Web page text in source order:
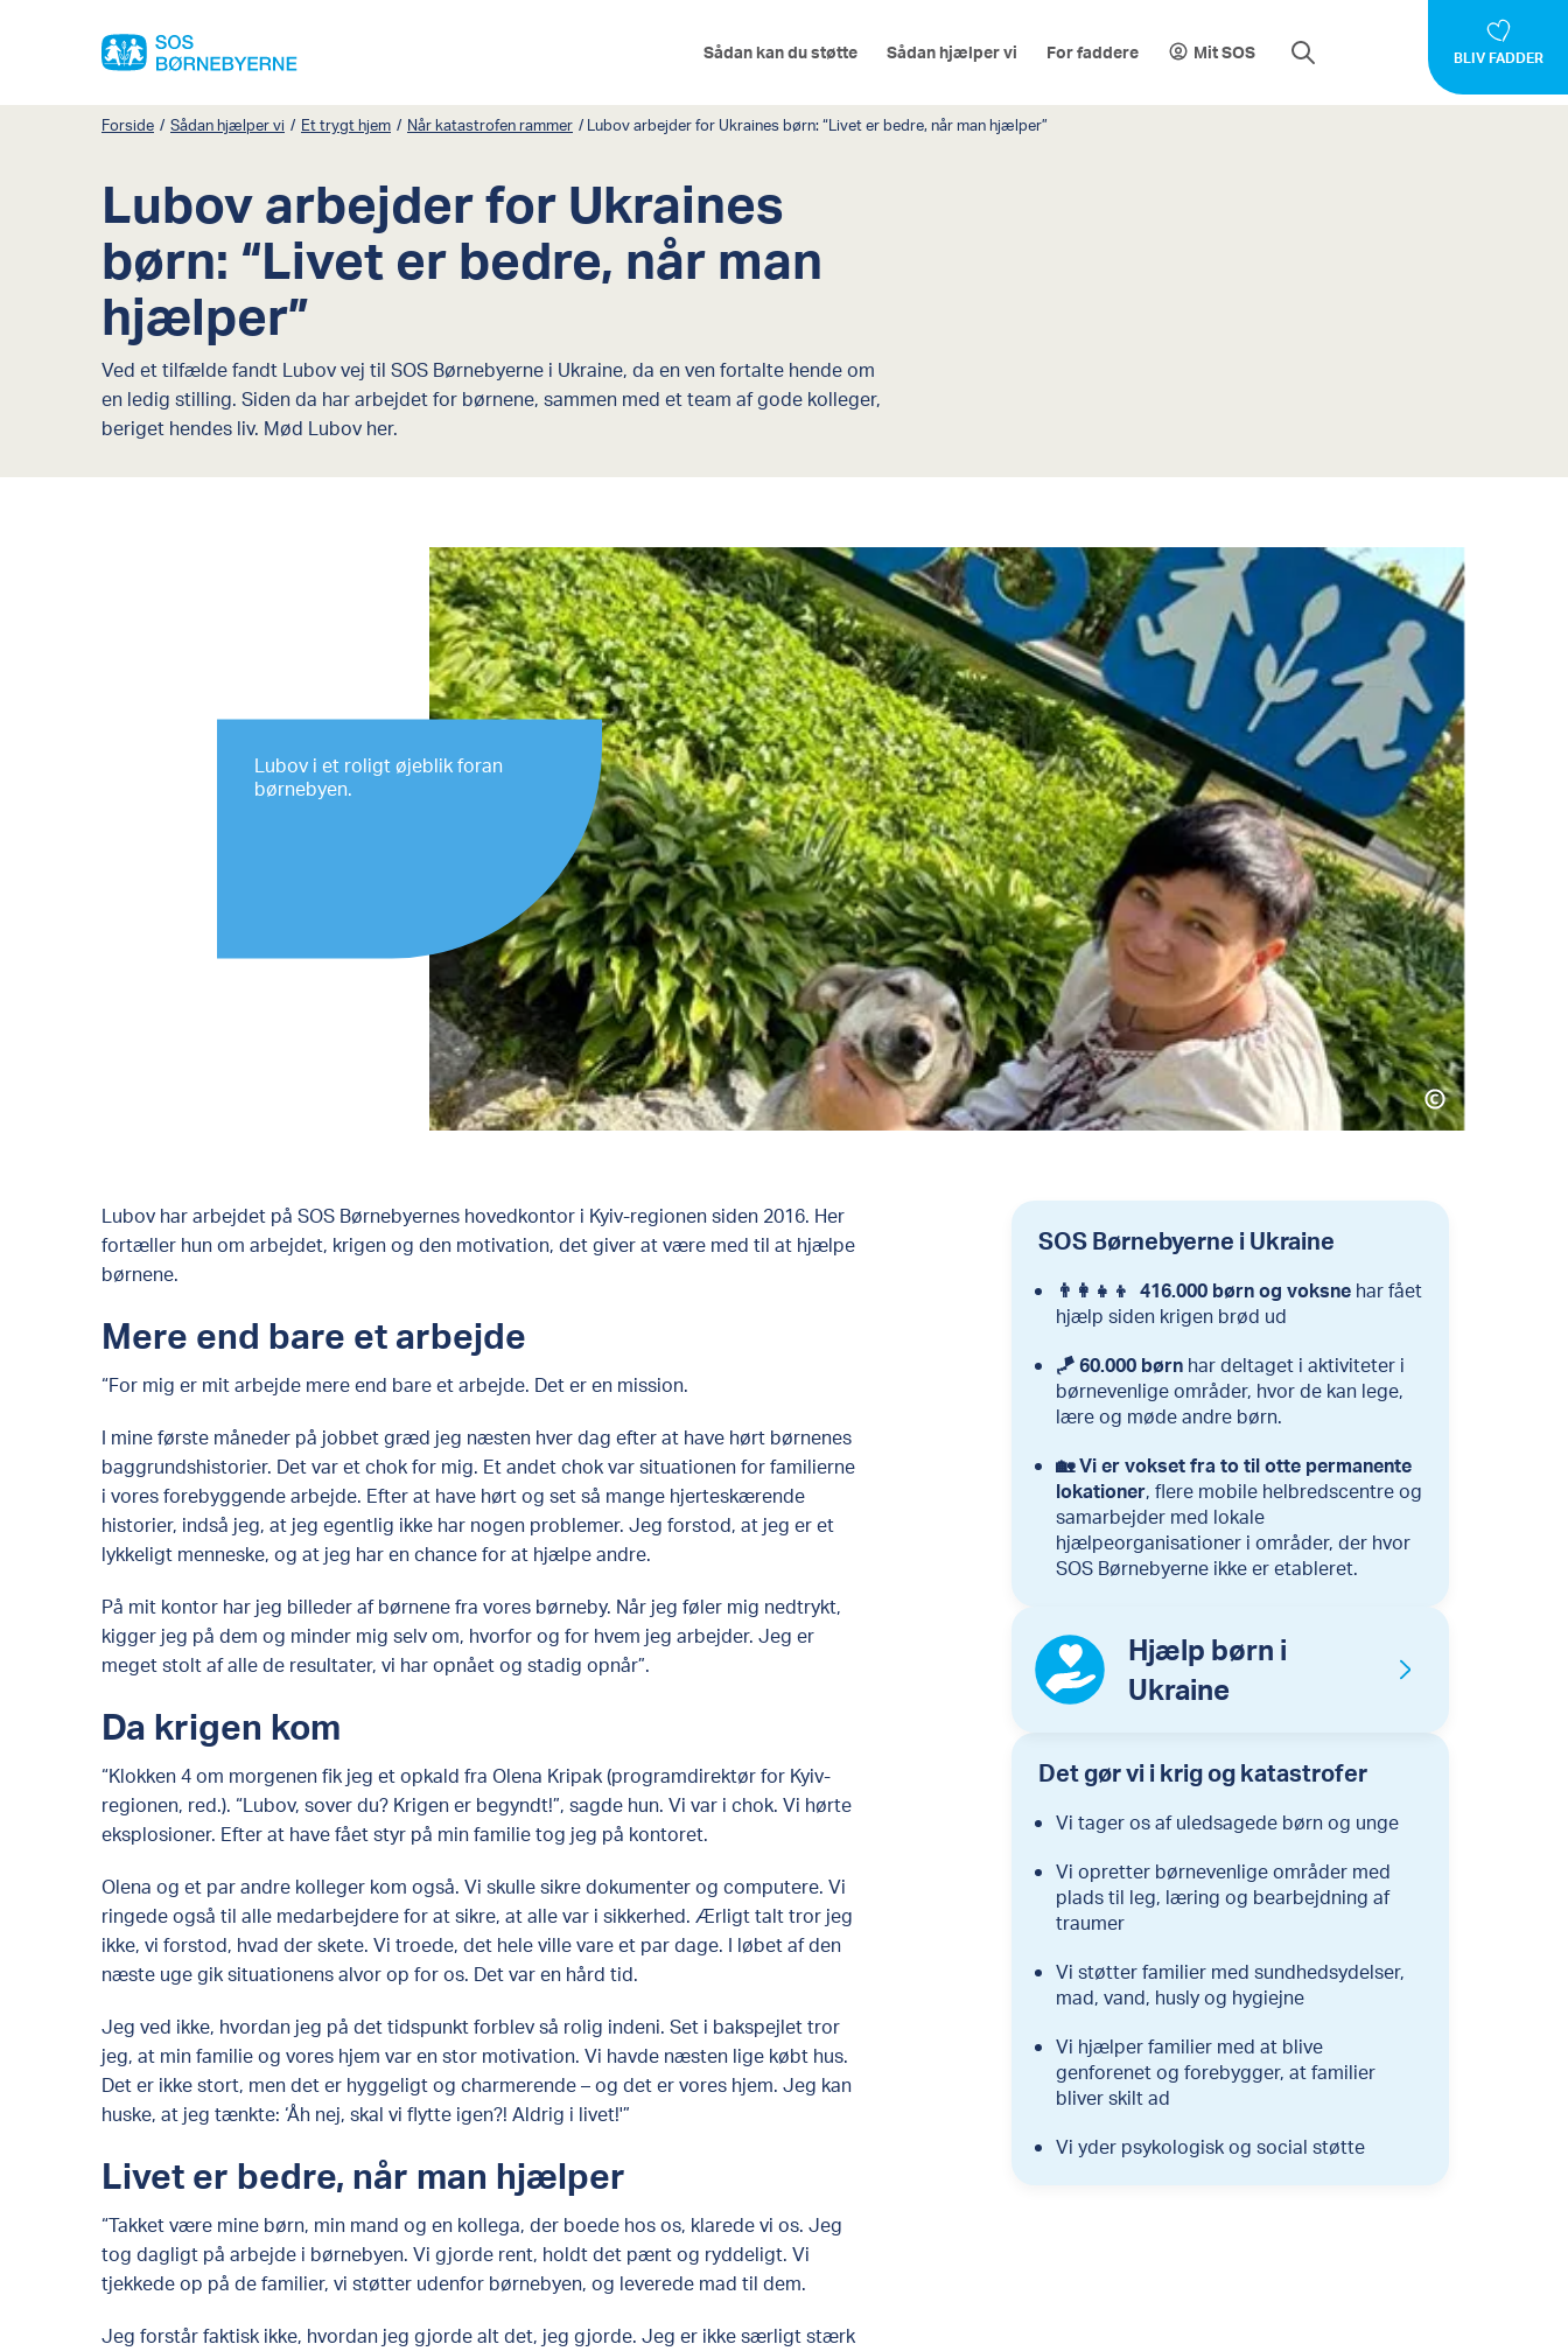
Sådan kan du støtte Sådan hjælper vi For faddere Mit SOS BLIV FADDER
Forside / Sådan hjælper vi / Et trygt hjem / Når katastrofen rammer / Lubov arbejder for Ukraines børn: “Livet er bedre, når man hjælper”
Lubov arbejder for Ukraines
børn: “Livet er bedre, når man
hjælper”
Ved et tilfælde fandt Lubov vej til SOS Børnebyerne i Ukraine, da en ven fortalte hende om
en ledig stilling. Siden da har arbejdet for børnene, sammen med et team af gode kolleger,
beriget hendes liv. Mød Lubov her.
Lubov i et roligt øjeblik foran
børnebyen.
Lubov har arbejdet på SOS Børnebyernes hovedkontor i Kyiv-regionen siden 2016. Her
fortæller hun om arbejdet, krigen og den motivation, det giver at være med til at hjælpe
børnene.
Mere end bare et arbejde
“For mig er mit arbejde mere end bare et arbejde. Det er en mission.
I mine første måneder på jobbet græd jeg næsten hver dag efter at have hørt børnenes
baggrundshistorier. Det var et chok for mig. Et andet chok var situationen for familierne
i vores forebyggende arbejde. Efter at have hørt og set så mange hjerteskærende
historier, indså jeg, at jeg egentlig ikke har nogen problemer. Jeg forstod, at jeg er et
lykkeligt menneske, og at jeg har en chance for at hjælpe andre.
På mit kontor har jeg billeder af børnene fra vores børneby. Når jeg føler mig nedtrykt,
kigger jeg på dem og minder mig selv om, hvorfor og for hvem jeg arbejder. Jeg er
meget stolt af alle de resultater, vi har opnået og stadig opnår”.
Da krigen kom
“Klokken 4 om morgenen fik jeg et opkald fra Olena Kripak (programdirektør for Kyiv-
regionen, red.). “Lubov, sover du? Krigen er begyndt!”, sagde hun. Vi var i chok. Vi hørte
eksplosioner. Efter at have fået styr på min familie tog jeg på kontoret.
Olena og et par andre kolleger kom også. Vi skulle sikre dokumenter og computere. Vi
ringede også til alle medarbejdere for at sikre, at alle var i sikkerhed. Ærligt talt tror jeg
ikke, vi forstod, hvad der skete. Vi troede, det hele ville vare et par dage. I løbet af den
næste uge gik situationens alvor op for os. Det var en hård tid.
Jeg ved ikke, hvordan jeg på det tidspunkt forblev så rolig indeni. Set i bakspejlet tror
jeg, at min familie og vores hjem var en stor motivation. Vi havde næsten lige købt hus.
Det er ikke stort, men det er hyggeligt og charmerende – og det er vores hjem. Jeg kan
huske, at jeg tænkte: ‘Åh nej, skal vi flytte igen?! Aldrig i livet!'”
Livet er bedre, når man hjælper
“Takket være mine børn, min mand og en kollega, der boede hos os, klarede vi os. Jeg
tog dagligt på arbejde i børnebyen. Vi gjorde rent, holdt det pænt og ryddeligt. Vi
tjekkede op på de familier, vi støtter udenfor børnebyen, og leverede mad til dem.
Jeg forstår faktisk ikke, hvordan jeg gjorde alt det, jeg gjorde. Jeg er ikke særligt stærk
SOS Børnebyerne i Ukraine
👨‍👩‍👧‍👦 416.000 børn og voksne har fået
hjælp siden krigen brød ud
🪁 60.000 børn har deltaget i aktiviteter i
børnevenlige områder, hvor de kan lege,
lære og møde andre børn.
🏡 Vi er vokset fra to til otte permanente
lokationer, flere mobile helbredscentre og
samarbejder med lokale
hjælpeorganisationer i områder, der hvor
SOS Børnebyerne ikke er etableret.
Hjælp børn i
Ukraine
Det gør vi i krig og katastrofer
Vi tager os af uledsagede børn og unge
Vi opretter børnevenlige områder med
plads til leg, læring og bearbejdning af
traumer
Vi støtter familier med sundhedsydelser,
mad, vand, husly og hygiejne
Vi hjælper familier med at blive
genforenet og forebygger, at familier
bliver skilt ad
Vi yder psykologisk og social støtte